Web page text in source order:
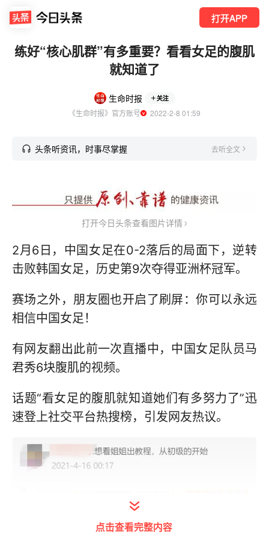
打开APP
练好“核心肌群”有多重要？看看女足的腹肌
就知道了
生命时报 关注
《生命时报》官方账号
  2022-2-8 01:59
头条听资讯，时事尽掌握 去听全文
打开今日头条查看图片详情
2月6日，中国女足在0-2落后的局面下，逆转
击败韩国女足，历史第9次夺得亚洲杯冠军。
赛场之外，朋友圈也开启了刷屏：你可以永远
相信中国女足！
有网友翻出此前一次直播中，中国女足队员马
君秀6块腹肌的视频。
话题“看女足的腹肌就知道她们有多努力了”迅
速登上社交平台热搜榜，引发网友热议。
点击查看完整内容